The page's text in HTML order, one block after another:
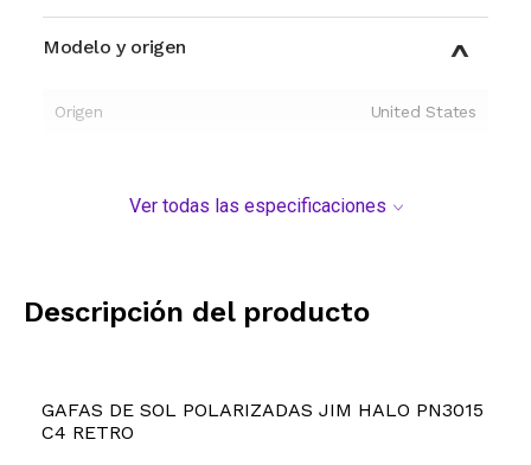
Modelo y origen
Origen United States
Ver todas las especificaciones
Descripción del producto
GAFAS DE SOL POLARIZADAS JIM HALO PN3015
C4 RETRO